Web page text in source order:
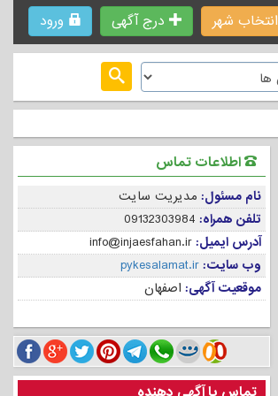
انتخاب شهر درج آگهی ورود
اطلاعات تماس
نام مسئول: مدیریت سایت
تلفن همراه: 09132303984
آدرس ایمیل:info@injaesfahan.ir
وب سایت:pykesalamat.ir
موقعیت آگهی: اصفهان